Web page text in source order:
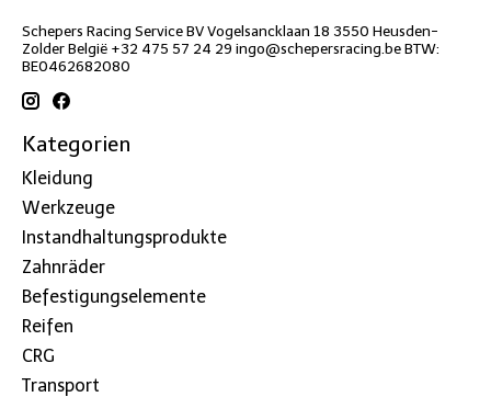
Schepers Racing Service BV Vogelsancklaan 18 3550 Heusden-
Zolder België +32 475 57 24 29 ingo@schepersracing.beBTW:
BE0462682080
Kategorien
Kleidung
Werkzeuge
Instandhaltungsprodukte
Zahnräder
Befestigungselemente
Reifen
CRG
Transport